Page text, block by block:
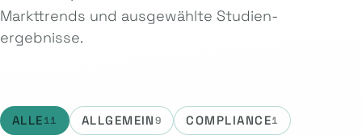
Markttrends und ausgewählte Studien­
ergebnisse.
ALLE11 ALLGEMEIN9 COMPLIANCE1